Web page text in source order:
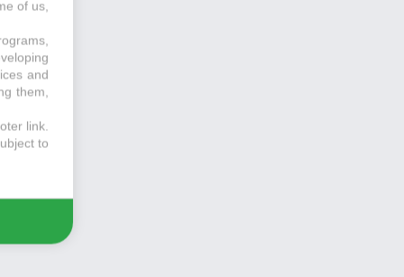
of us,
and
them,
link.
to